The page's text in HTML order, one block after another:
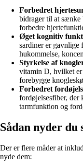
Forbedret
bidrager til at sænke
forbedre
Øget kognitiv
sardiner er gavnlige
hukommelse,
Styrkelse af
vitamin D, hvilket
forebygge
Forbedret
fordøjelsesfiber, der
tarmfunktion og
Sådan nyder du
Der er flere måder at
nyde dem: